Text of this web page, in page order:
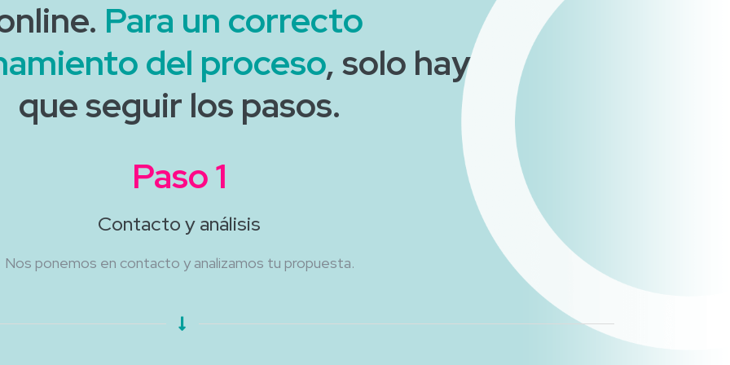
Para un correcto
del proceso, solo hay
que seguir los pasos.
Paso 1
Contacto y análisis
Nos ponemos en contacto y analizamos tu propuesta.